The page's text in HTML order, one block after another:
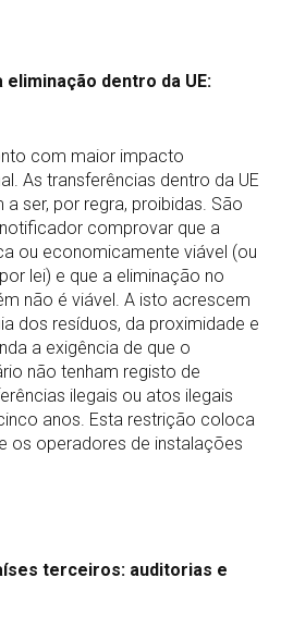
dentro da UE:
com maior impacto
As transferências dentro da UE
ser, por regra, proibidas. São
comprovar que a
ou economicamente viável (ou
lei) e que a eliminação no
não é viável. A isto acrescem
dos resíduos, da proximidade e
a exigência de que o
não tenham registo de
ilegais ou atos ilegais
anos. Esta restrição coloca
os operadores de instalações
terceiros: auditorias e